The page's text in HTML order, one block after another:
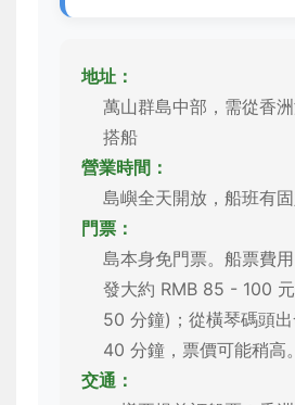
地址：
萬山群島中部，需從香
搭船
營業時間：
島嶼全天開放，船班有
門票：
島本身免門票。船票費
發大約 RMB 85 - 100
50 分鐘)；從橫琴碼頭
40 分鐘，票價可能稍高。
交通：